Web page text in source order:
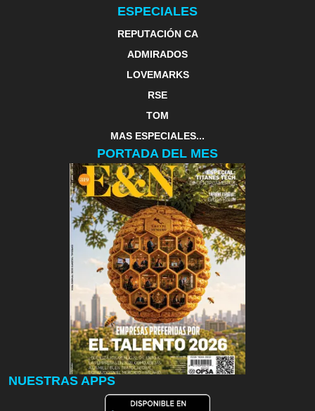
ESPECIALES
REPUTACIÓN CA
ADMIRADOS
LOVEMARKS
RSE
TOM
MAS ESPECIALES...
PORTADA DEL MES
NUESTRAS APPS